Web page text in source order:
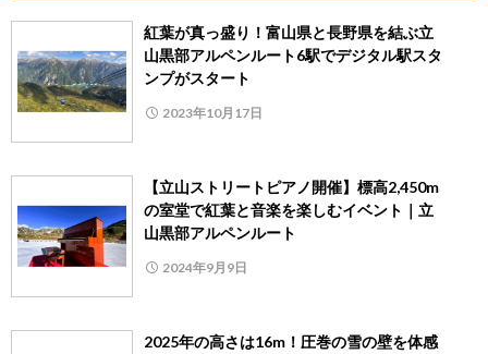
紅葉が真っ盛り！富山県と長野県を結ぶ立
山黒部アルペンルート6駅でデジタル駅スタ
ンプがスタート
2023年10月17日
【立山ストリートピアノ開催】標高2,450m
の室堂で紅葉と音楽を楽しむイベント｜立
山黒部アルペンルート
2024年9月9日
2025年の高さは16m！圧巻の雪の壁を体感